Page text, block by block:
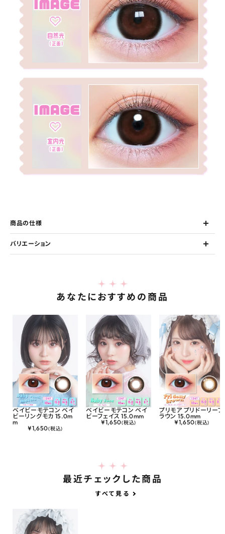
商品の仕様
バリエーション
あなたにおすすめの商品
ベイビーモテコン ベイ
ビーリングモカ 15.0m
m
¥1,650(税込)
ベイビーモテコン ベイ
ビーフェイス 15.0mm
¥1,650(税込)
プリモア プリドーリーブ
ラウン 15.0mm
¥1,650(税込)
最近チェックした商品
すべて見る